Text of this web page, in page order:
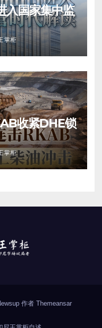
入国家集中监
掌柜
收紧DHE锁
掌柜
作者 Themeansar